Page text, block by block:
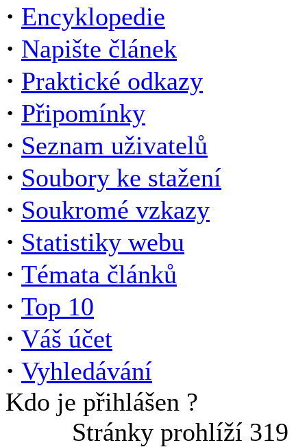
· Encyklopedie
· Napište článek
· Praktické odkazy
· Připomínky
· Seznam uživatelů
· Soubory ke stažení
· Soukromé vzkazy
· Statistiky webu
· Témata článků
· Top 10
· Váš účet
· Vyhledávání
Kdo je přihlášen ?
Stránky prohlíží 319